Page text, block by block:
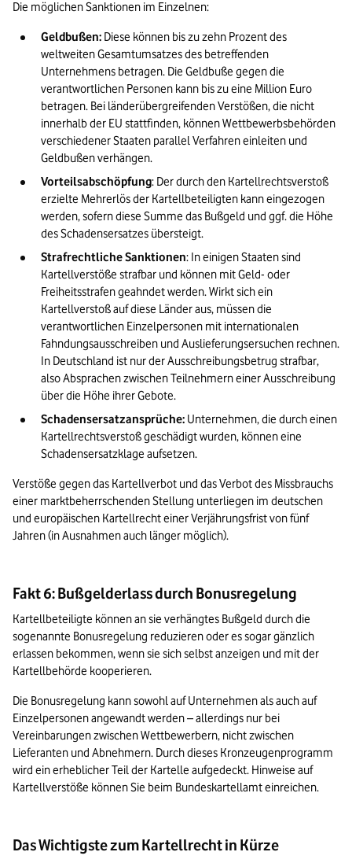
Die möglichen Sanktionen im Einzelnen:
Geldbußen: Diese können bis zu zehn Prozent des
weltweiten Gesamtumsatzes des betreffenden
Unternehmens betragen. Die Geldbuße gegen die
verantwortlichen Personen kann bis zu eine Million Euro
betragen. Bei länderübergreifenden Verstößen, die nicht
innerhalb der EU stattfinden, können Wettbewerbsbehörden
verschiedener Staaten parallel Verfahren einleiten und
Geldbußen verhängen.
Vorteilsabschöpfung: Der durch den Kartellrechtsverstoß
erzielte Mehrerlös der Kartellbeteiligten kann eingezogen
werden, sofern diese Summe das Bußgeld und ggf. die Höhe
des Schadensersatzes übersteigt.
Strafrechtliche Sanktionen: In einigen Staaten sind
Kartellverstöße strafbar und können mit Geld- oder
Freiheitsstrafen geahndet werden. Wirkt sich ein
Kartellverstoß auf diese Länder aus, müssen die
verantwortlichen Einzelpersonen mit internationalen
Fahndungsausschreiben und Auslieferungsersuchen rechnen.
In Deutschland ist nur der Ausschreibungsbetrug strafbar,
also Absprachen zwischen Teilnehmern einer Ausschreibung
über die Höhe ihrer Gebote.
Schadensersatzansprüche: Unternehmen, die durch einen
Kartellrechtsverstoß geschädigt wurden, können eine
Schadensersatzklage aufsetzen.
Verstöße gegen das Kartellverbot und das Verbot des Missbrauchs
einer marktbeherrschenden Stellung unterliegen im deutschen
und europäischen Kartellrecht einer Verjährungsfrist von fünf
Jahren (in Ausnahmen auch länger möglich).
Fakt 6: Bußgelderlass durch Bonusregelung
Kartellbeteiligte können an sie verhängtes Bußgeld durch die
sogenannte Bonusregelung reduzieren oder es sogar gänzlich
erlassen bekommen, wenn sie sich selbst anzeigen und mit der
Kartellbehörde kooperieren.
Die Bonusregelung kann sowohl auf Unternehmen als auch auf
Einzelpersonen angewandt werden – allerdings nur bei
Vereinbarungen zwischen Wettbewerbern, nicht zwischen
Lieferanten und Abnehmern. Durch dieses Kronzeugenprogramm
wird ein erheblicher Teil der Kartelle aufgedeckt. Hinweise auf
Kartellverstöße können Sie beim Bundeskartellamt einreichen.
Das Wichtigste zum Kartellrecht in Kürze